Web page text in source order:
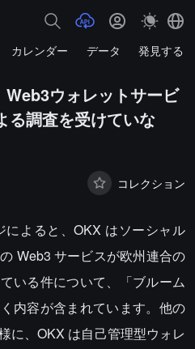
カレンダー データ 発見する
ウォレットサービ
る調査を受けていな
コレクション
によると、OKX はソーシャル
Web3 サービスが欧州連合の
いる件について、「ブルーム
内容が含まれています。他の
に、OKX は自己管理型ウォレ